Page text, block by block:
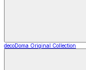
decoDoma Original Collection